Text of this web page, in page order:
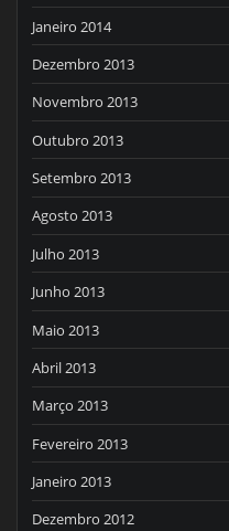
Janeiro 2014
Dezembro 2013
Novembro 2013
Outubro 2013
Setembro 2013
Agosto 2013
Julho 2013
Junho 2013
Maio 2013
Abril 2013
Março 2013
Fevereiro 2013
Janeiro 2013
Dezembro 2012